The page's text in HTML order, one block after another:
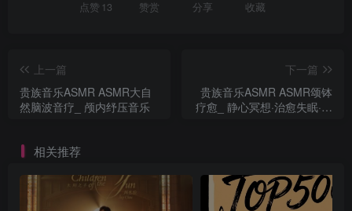
点赞 13 赞赏 分享 收藏
上一篇
贵族音乐ASMR ASMR大自
然脑波音疗_ 颅内纾压音乐
下一篇
贵族音乐ASMR ASMR颂钵
疗愈_ 静心冥想·治愈失眠·净
相关推荐